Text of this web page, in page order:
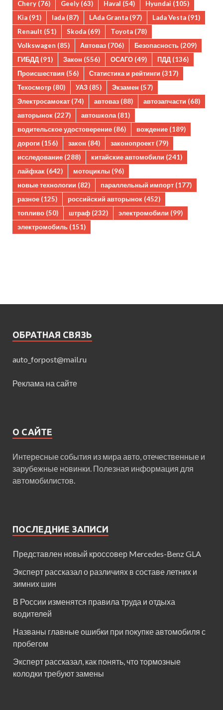
Chery (76) Geely (63) Haval (54) Hyundai (105)
Kia (91) lada (87) LAda Granta (97) Lada Vesta (91)
Renault (51) Skoda (69) Toyota (78)
Volkswagen (85) Автоваз (706) Безопасность (209)
ГИБДД (91) Закон (556) ОСАГО (49) ПДД (136)
Происшествия (56) Статистика и рейтинги (317)
Техосмотр (80) УАЗ (85) Экзамен (57)
Электросамокат (74) автоваз (88) автозапчасти (68)
авторынок (227) автошкола(81)
водительское удостоверение (86) вождение (189)
дороги (156) закон (84) законопроект (79)
исследование (288) китайские автомобили (241)
лайфхак (642) мотоциклы (96)
новые технологии (82) параллельный импорт (177)
разное (125) российский авторынок (452)
топливо (50) штраф (232) электромобили (99)
электромобиль (151)
ОБРАТНАЯ СВЯЗЬ
auto_forpost@mail.ru
Реклама на сайте
О САЙТЕ
Интересные события из мира авто, отечественные и
зарубежные новинки. Полезная информация для
автомобилистов.
ПОСЛЕДНИЕ ЗАПИСИ
Представлен новый кроссовер Mercedes-Benz GLA
Эксперт рассказал о различиях в составе летних и
зимних шин
В России изменятся правила труда и отдыха
водителей
Названы главные ошибки при покупке автомобиля с
пробегом
Эксперт рассказал, как понять, что тормозные
колодки требуют замены